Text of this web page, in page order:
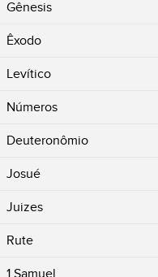
Gênesis
Êxodo
Levítico
Números
Deuteronômio
Josué
Juizes
Rute
1 Samuel